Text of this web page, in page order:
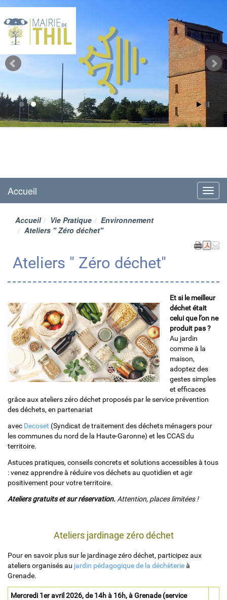
Mairie de Thil
site officiel
Menu
Accueil
Accueil Vie Pratique
Environnement
Ateliers " Zéro déchet"
Ateliers " Zéro déchet"
Et si le meilleur
déchet était
celui que l’on ne
produit pas ?
Au jardin
comme à la
maison,
adoptez des
gestes simples
et efficaces
grâce aux ateliers zéro déchet proposés par le service prévention
des déchets, en partenariat
avec Decoset (Syndicat de traitement des déchets ménagers pour
les communes du nord de la Haute-Garonne) et les CCAS du
territoire.
Astuces pratiques, conseils concrets et solutions accessibles à tous
: venez apprendre à réduire vos déchets au quotidien et agir
positivement pour votre territoire.
Ateliers gratuits et sur réservation. Attention, places limitées !
Ateliers jardinage zéro déchet
Pour en savoir plus sur le jardinage zéro déchet, participez aux
ateliers organisés au jardin pédagogique de la déchèterieà
Grenade.
Mercredi 1er avril 2026, de 14h à 16h, à Grenade (service